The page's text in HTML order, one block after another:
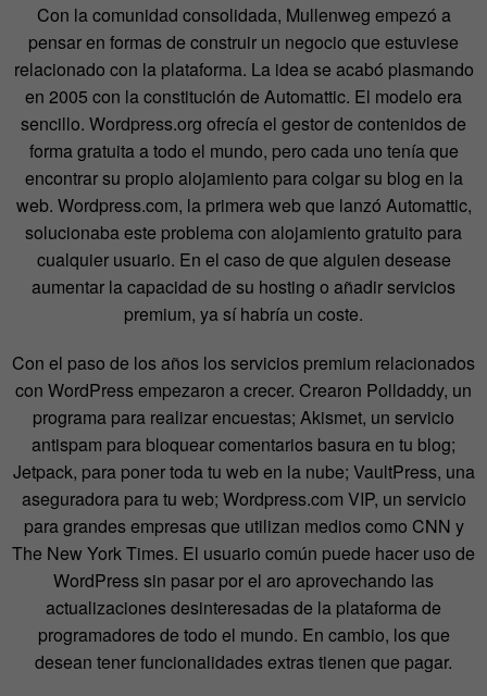
Con la comunidad consolidada, Mullenweg empezó a
pensar en formas de construir un negocio que estuviese
relacionado con la plataforma. La idea se acabó plasmando
en 2005 con la constitución de Automattic. El modelo era
sencillo. Wordpress.org ofrecía el gestor de contenidos de
forma gratuita a todo el mundo, pero cada uno tenía que
encontrar su propio alojamiento para colgar su blog en la
web. Wordpress.com, la primera web que lanzó Automattic,
solucionaba este problema con alojamiento gratuito para
cualquier usuario. En el caso de que alguien desease
aumentar la capacidad de su hosting o añadir servicios
premium, ya sí habría un coste.
Con el paso de los años los servicios premium relacionados
con WordPress empezaron a crecer. Crearon Polldaddy, un
programa para realizar encuestas; Akismet, un servicio
antispam para bloquear comentarios basura en tu blog;
Jetpack, para poner toda tu web en la nube; VaultPress, una
aseguradora para tu web; Wordpress.com VIP, un servicio
para grandes empresas que utilizan medios como CNN y
The New York Times. El usuario común puede hacer uso de
WordPress sin pasar por el aro aprovechando las
actualizaciones desinteresadas de la plataforma de
programadores de todo el mundo. En cambio, los que
desean tener funcionalidades extras tienen que pagar.